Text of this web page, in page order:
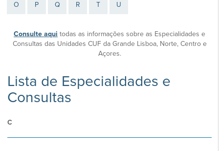
O P Q R T U
Consulte aqui todas as informações sobre as Especialidades e
Consultas das Unidades CUF da Grande Lisboa, Norte, Centro e
Açores.
Lista de Especialidades e
Consultas
C